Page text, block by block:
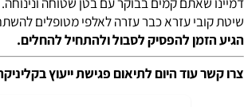
קמים בבוקר עם בטן שטוחה ונינוחה.
עזרא כבר עזרה לאלפי מטופלים להשתחרר
להפסיק לסבול ולהתחיל להחלים.